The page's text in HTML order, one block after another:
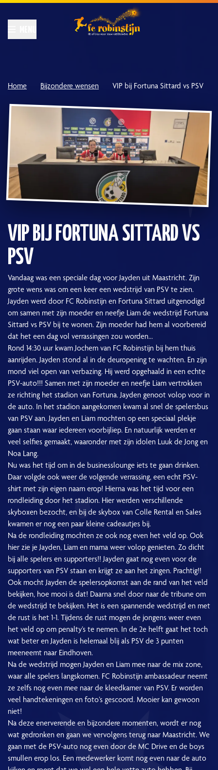
Home Bijzondere wensen VIP bij Fortuna Sittard vs PSV
VIP BIJ FORTUNA SITTARD VS
PSV
Vandaag was een speciale dag voor Jayden uit Maastricht. Zijn
grote wens was om een keer een wedstrijd van PSV te zien.
Jayden werd door FC Robinstijn en Fortuna Sittard uitgenodigd
om samen met zijn moeder en neefje Liam de wedstrijd Fortuna
Sittard vs PSV bij te wonen. Zijn moeder had hem al voorbereid
dat het een dag vol verrassingen zou worden…
Rond 14:30 uur kwam Jochem van FC Robinstijn bij hem thuis
aanrijden. Jayden stond al in de deuropening te wachten. En zijn
mond viel open van verbazing. Hij werd opgehaald in een echte
PSV-auto!!! Samen met zijn moeder en neefje Liam vertrokken
ze richting het stadion van Fortuna. Jayden genoot volop voor in
de auto. In het stadion aangekomen kwam al snel de spelersbus
van PSV aan. Jayden en Liam mochten op een speciaal plekje
gaan staan waar iedereen voorbijliep. En natuurlijk werden er
veel selfies gemaakt, waaronder met zijn idolen Luuk de Jong en
Noa Lang.
Nu was het tijd om in de businesslounge iets te gaan drinken.
Daar volgde ook weer de volgende verrassing, een echt PSV-
shirt met zijn eigen naam erop! Hierna was het tijd voor een
rondleiding door het stadion. Hier werden verschillende
skyboxen bezocht, en bij de skybox van Colle Rental en Sales
kwamen er nog een paar kleine cadeautjes bij.
Na de rondleiding mochten ze ook nog even het veld op. Ook
hier zie je Jayden, Liam en mama weer volop genieten. Zo dicht
bij alle spelers en supporters!! Jayden gaat nog even voor de
supporters van PSV staan en krijgt ze aan het zingen. Prachtig!!
Ook mocht Jayden de spelersopkomst aan de rand van het veld
bekijken, hoe mooi is dat! Daarna snel door naar de tribune om
de wedstrijd te bekijken. Het is een spannende wedstrijd en met
de rust is het 1-1. Tijdens de rust mogen de jongens weer even
het veld op om penalty’s te nemen. In de 2e helft gaat het toch
wat beter en Jayden is helemaal blij als PSV de 3 punten
meeneemt naar Eindhoven.
Na de wedstrijd mogen Jayden en Liam mee naar de mix zone,
waar alle spelers langskomen. FC Robinstijn ambassadeur neemt
ze zelfs nog even mee naar de kleedkamer van PSV. Er worden
veel handtekeningen en foto’s gescoord. Mooier kan gewoon
niet!
Na deze enerverende en bijzondere momenten, wordt er nog
wat gedronken en gaan we vervolgens terug naar Maastricht. We
gaan met de PSV-auto nog even door de MC Drive en de boys
smullen erop los. Een medewerker komt nog even naar de auto